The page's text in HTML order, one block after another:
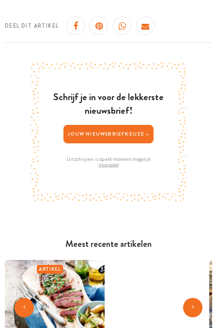
Meest recente artikelen
ARTIKEL
DEEL DIT ARTIKEL
Schrijf je in voor de lekkerste
nieuwsbrief!
JOUW NIEUWSBRIEFKEUZE >
Uitschrijven is op elk moment mogelijk
Privacybeleid